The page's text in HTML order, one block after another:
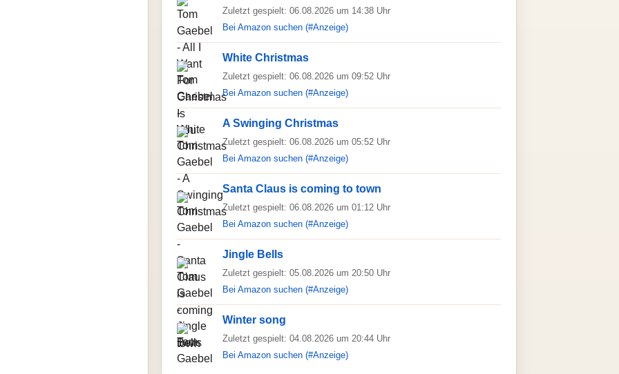
Zuletzt gespielt: 06.08.2026 um 14:38 Uhr
Bei Amazon suchen (#Anzeige)
White Christmas
Zuletzt gespielt: 06.08.2026 um 09:52 Uhr
Bei Amazon suchen (#Anzeige)
A Swinging Christmas
Zuletzt gespielt: 06.08.2026 um 05:52 Uhr
Bei Amazon suchen (#Anzeige)
Santa Claus is coming to town
Zuletzt gespielt: 06.08.2026 um 01:12 Uhr
Bei Amazon suchen (#Anzeige)
Jingle Bells
Zuletzt gespielt: 05.08.2026 um 20:50 Uhr
Bei Amazon suchen (#Anzeige)
Winter song
Zuletzt gespielt: 04.08.2026 um 20:44 Uhr
Bei Amazon suchen (#Anzeige)